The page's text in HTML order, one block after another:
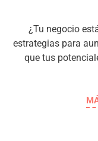
¿Tu negocio
estrategias para
que tus